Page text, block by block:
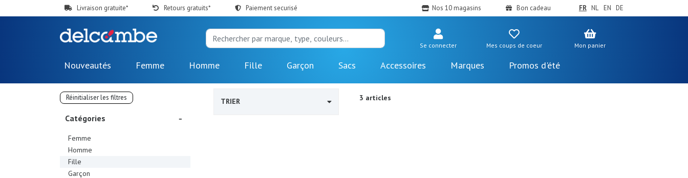
Livraison gratuite* Retours gratuits* Paiement securisé Nos 10 magasins Bon cadeau FR NL EN DE
Se connecter Mes coups de coeur Mon panier
Nouveautés Femme Homme Fille Garçon Sacs Accessoires Marques Promos d'été
Réinitialiser les filtres
Catégories
Femme
Homme
Fille
Garçon
TRIER 3 articles